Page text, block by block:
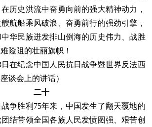
历史洪流中奋勇向前的强大精神动力，
航船乘风破浪、奋勇前行的强劲引擎，
华民族迸发排山倒海的历史伟力、战胜
险阻的壮丽旗帜！
在纪念中国人民抗日战争暨世界反法西
谈会上的讲话）
二十
胜利75年来，中国发生了翻天覆地的
结带领全国各族人民发愤图强、艰苦创